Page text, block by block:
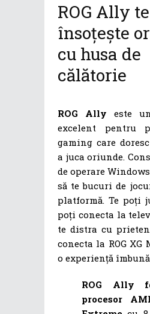
ROG Ally te
însoțește
cu husa de
călătorie
ROG Ally este
excelent pentru
gaming care
a juca oriunde.
de operare
să te bucuri de
platformă. Te poți
poți conecta la
te distra cu
conecta la ROG
o experiență
ROG Ally
procesor